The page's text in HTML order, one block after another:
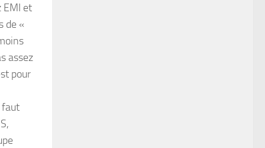
EMI et
de «
assez
pour
faut